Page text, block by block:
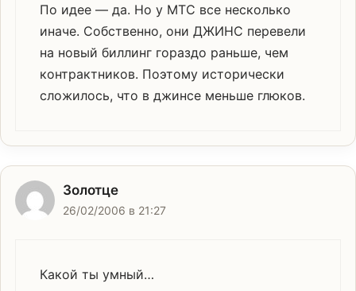
По идее — да. Но у МТС все несколько
иначе. Собственно, они ДЖИНС перевели
на новый биллинг гораздо раньше, чем
контрактников. Поэтому исторически
сложилось, что в джинсе меньше глюков.
Золотце
26/02/2006 в 21:27
Какой ты умный…